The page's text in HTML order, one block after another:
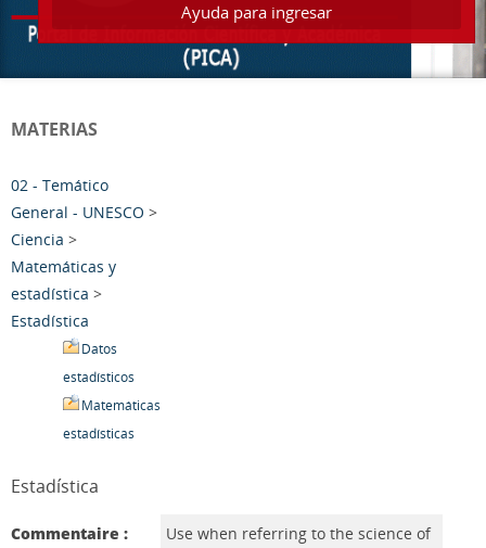
Ayuda para ingresar
MATERIAS
02 - Temático
General - UNESCO >
Ciencia >
Matemáticas y
estadística >
Estadística
Datos
estadísticos
Matemáticas
estadísticas
Estadística
Commentaire :
Use when referring to the science of